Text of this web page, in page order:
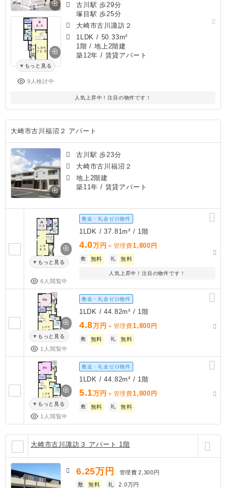
もっと見る
9人検討中
古川駅 歩29分
塚目駅 歩25分
大崎市古川諏訪２
1LDK / 50.33m²
1階 / 地上2階建
築12年 / 賃貸アパート
人気上昇中！注目の物件です！
大崎市古川福沼２ アパート
古川駅 歩23分
大崎市古川福沼２
地上2階建
築11年 / 賃貸アパート
もっと見る
6人閲覧中
敷金・礼金ゼロ物件
1LDK / 37.81m² / 1階
4.0万円 ＋管理費1,800 円
敷 無料 礼 無料
人気上昇中！注目の物件です！
もっと見る
1人閲覧中
敷金・礼金ゼロ物件
1LDK / 44.82m² / 1階
4.8万円 ＋管理費1,800 円
敷 無料 礼 無料
もっと見る
1人閲覧中
敷金・礼金ゼロ物件
1LDK / 44.82m² / 1階
5.1万円 ＋管理費1,800 円
敷 無料 礼 無料
大崎市古川諏訪３ アパート 1階
6.25万円 管理費 2,300円
敷
無料 礼 2.0万円